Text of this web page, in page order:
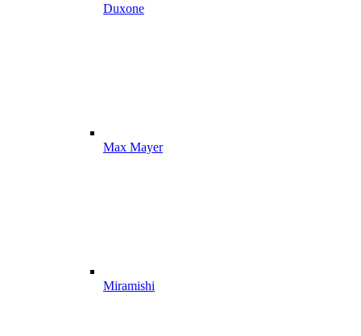
Duxone
Max Mayer
Miramishi